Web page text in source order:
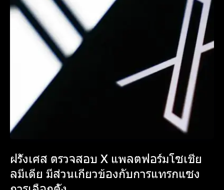
ฝรั่งเศส ตรวจสอบ X แพลตฟอร์มโซเชีย
ลมีเดีย มีส่วนเกี่ยวข้องกับการแทรกแซง